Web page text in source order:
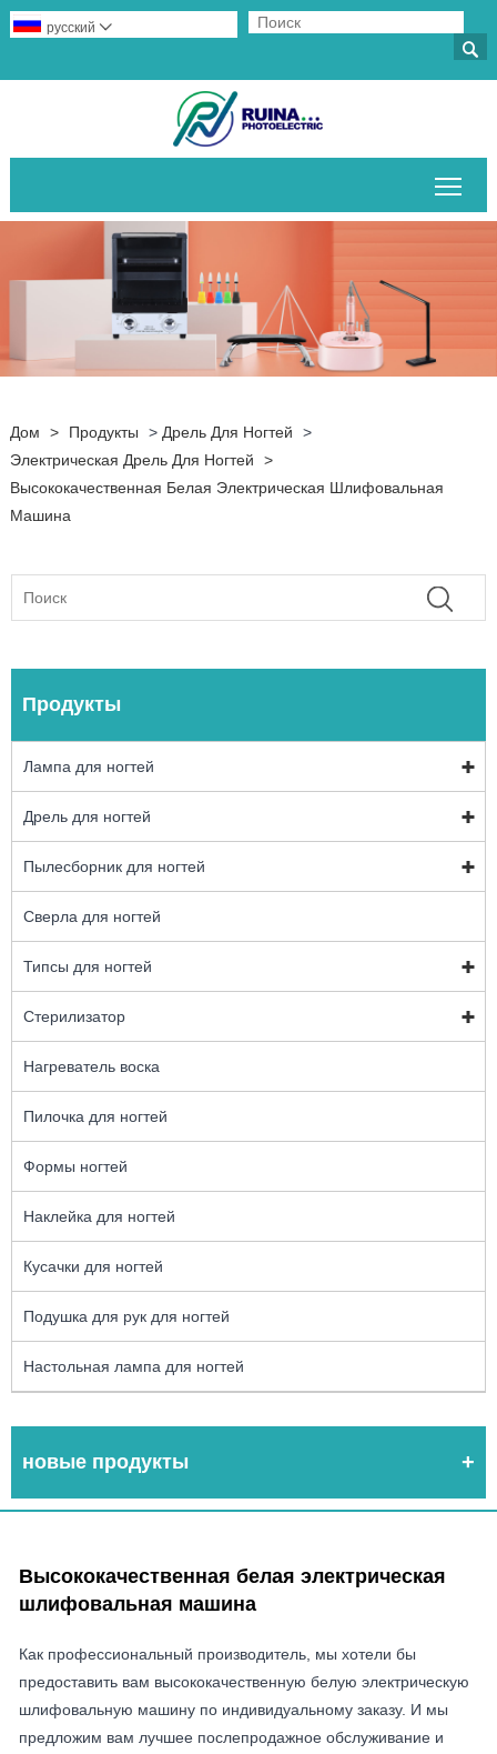

русский 
Дом > Продукты > Дрель Для Ногтей
>
Электрическая Дрель Для Ногтей
>
Высококачественная Белая Электрическая Шлифовальная
Машина
Продукты
Лампа для ногтей
Дрель для ногтей
Пылесборник для ногтей
Сверла для ногтей
Типсы для ногтей
Стерилизатор
Нагреватель воска
Пилочка для ногтей
Формы ногтей
Наклейка для ногтей
Кусачки для ногтей
Подушка для рук для ногтей
Настольная лампа для ногтей
новые продукты
Высококачественная белая электрическая
шлифовальная машина
Как профессиональный производитель, мы хотели бы
предоставить вам высококачественную белую электрическую
шлифовальную машину по индивидуальному заказу. И мы
предложим вам лучшее послепродажное обслуживание и